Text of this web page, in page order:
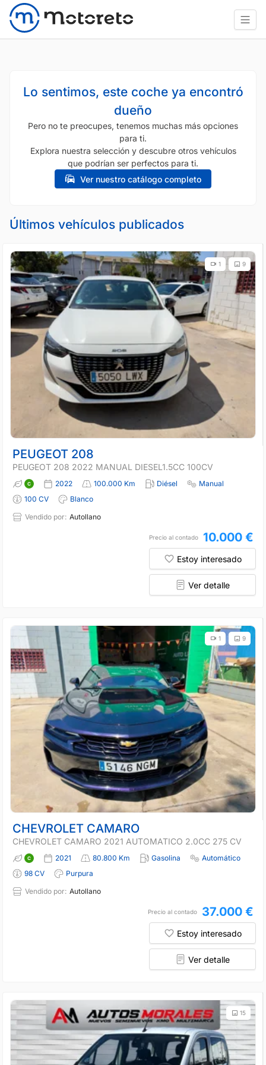
Lo sentimos, este coche ya encontró
dueño
Pero no te preocupes, tenemos muchas más opciones
para ti.
Explora nuestra selección y descubre otros vehículos
que podrían ser perfectos para ti.
Ver nuestro catálogo completo
Últimos vehículos publicados
9
1
PEUGEOT 208
PEUGEOT 208 2022 MANUAL DIESEL1.5CC 100CV
2022 100.000 Km Diésel
Manual
100 CV
Blanco
Vendido por: Autollano
Precio al contado 10.000 €
Estoy interesado
Ver detalle
9
1
CHEVROLET CAMARO
CHEVROLET CAMARO 2021 AUTOMATICO 2.0CC 275 CV
2021 80.800 Km Gasolina
Automático
98 CV
Purpura
Vendido por: Autollano
Precio al contado 37.000 €
Estoy interesado
Ver detalle
15